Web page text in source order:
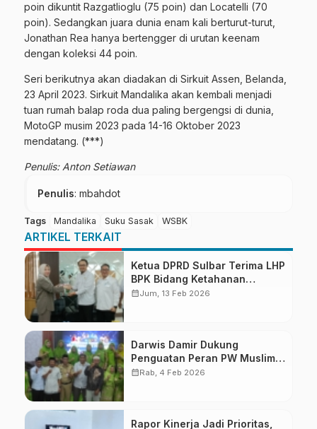
poin dikuntit Razgatlioglu (75 poin) dan Locatelli (70
poin). Sedangkan juara dunia enam kali berturut-turut,
Jonathan Rea hanya bertengger di urutan keenam
dengan koleksi 44 poin.
Seri berikutnya akan diadakan di Sirkuit Assen, Belanda,
23 April 2023. Sirkuit Mandalika akan kembali menjadi
tuan rumah balap roda dua paling bergengsi di dunia,
MotoGP musim 2023 pada 14-16 Oktober 2023
mendatang. (***)
Penulis: Anton Setiawan
Penulis: mbahdot
Tags Mandalika Suku Sasak WSBK
ARTIKEL TERKAIT
Ketua DPRD Sulbar Terima LHP
BPK Bidang Ketahanan
Pangan
calendar_monthJum, 13 Feb 2026
Darwis Damir Dukung
Penguatan Peran PW Muslimat
NU di Era Modern
calendar_monthRab, 4 Feb 2026
Rapor Kinerja Jadi Prioritas,